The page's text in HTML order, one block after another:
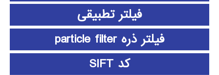
فیلتر تطبیقی
فیلتر ذره particle filter
کد SIFT